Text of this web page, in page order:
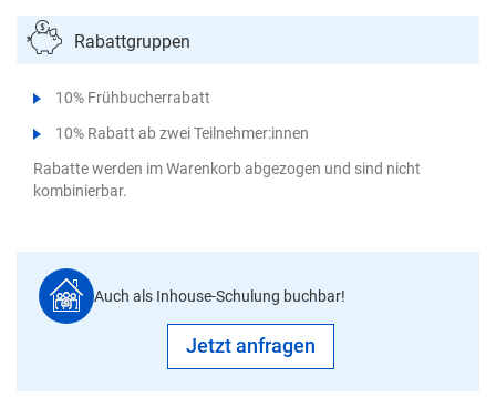
Rabattgruppen
10% Frühbucherrabatt
10% Rabatt ab zwei Teilnehmer:innen
Rabatte werden im Warenkorb abgezogen und sind nicht
kombinierbar.
Auch als Inhouse-Schulung buchbar!
Jetzt anfragen